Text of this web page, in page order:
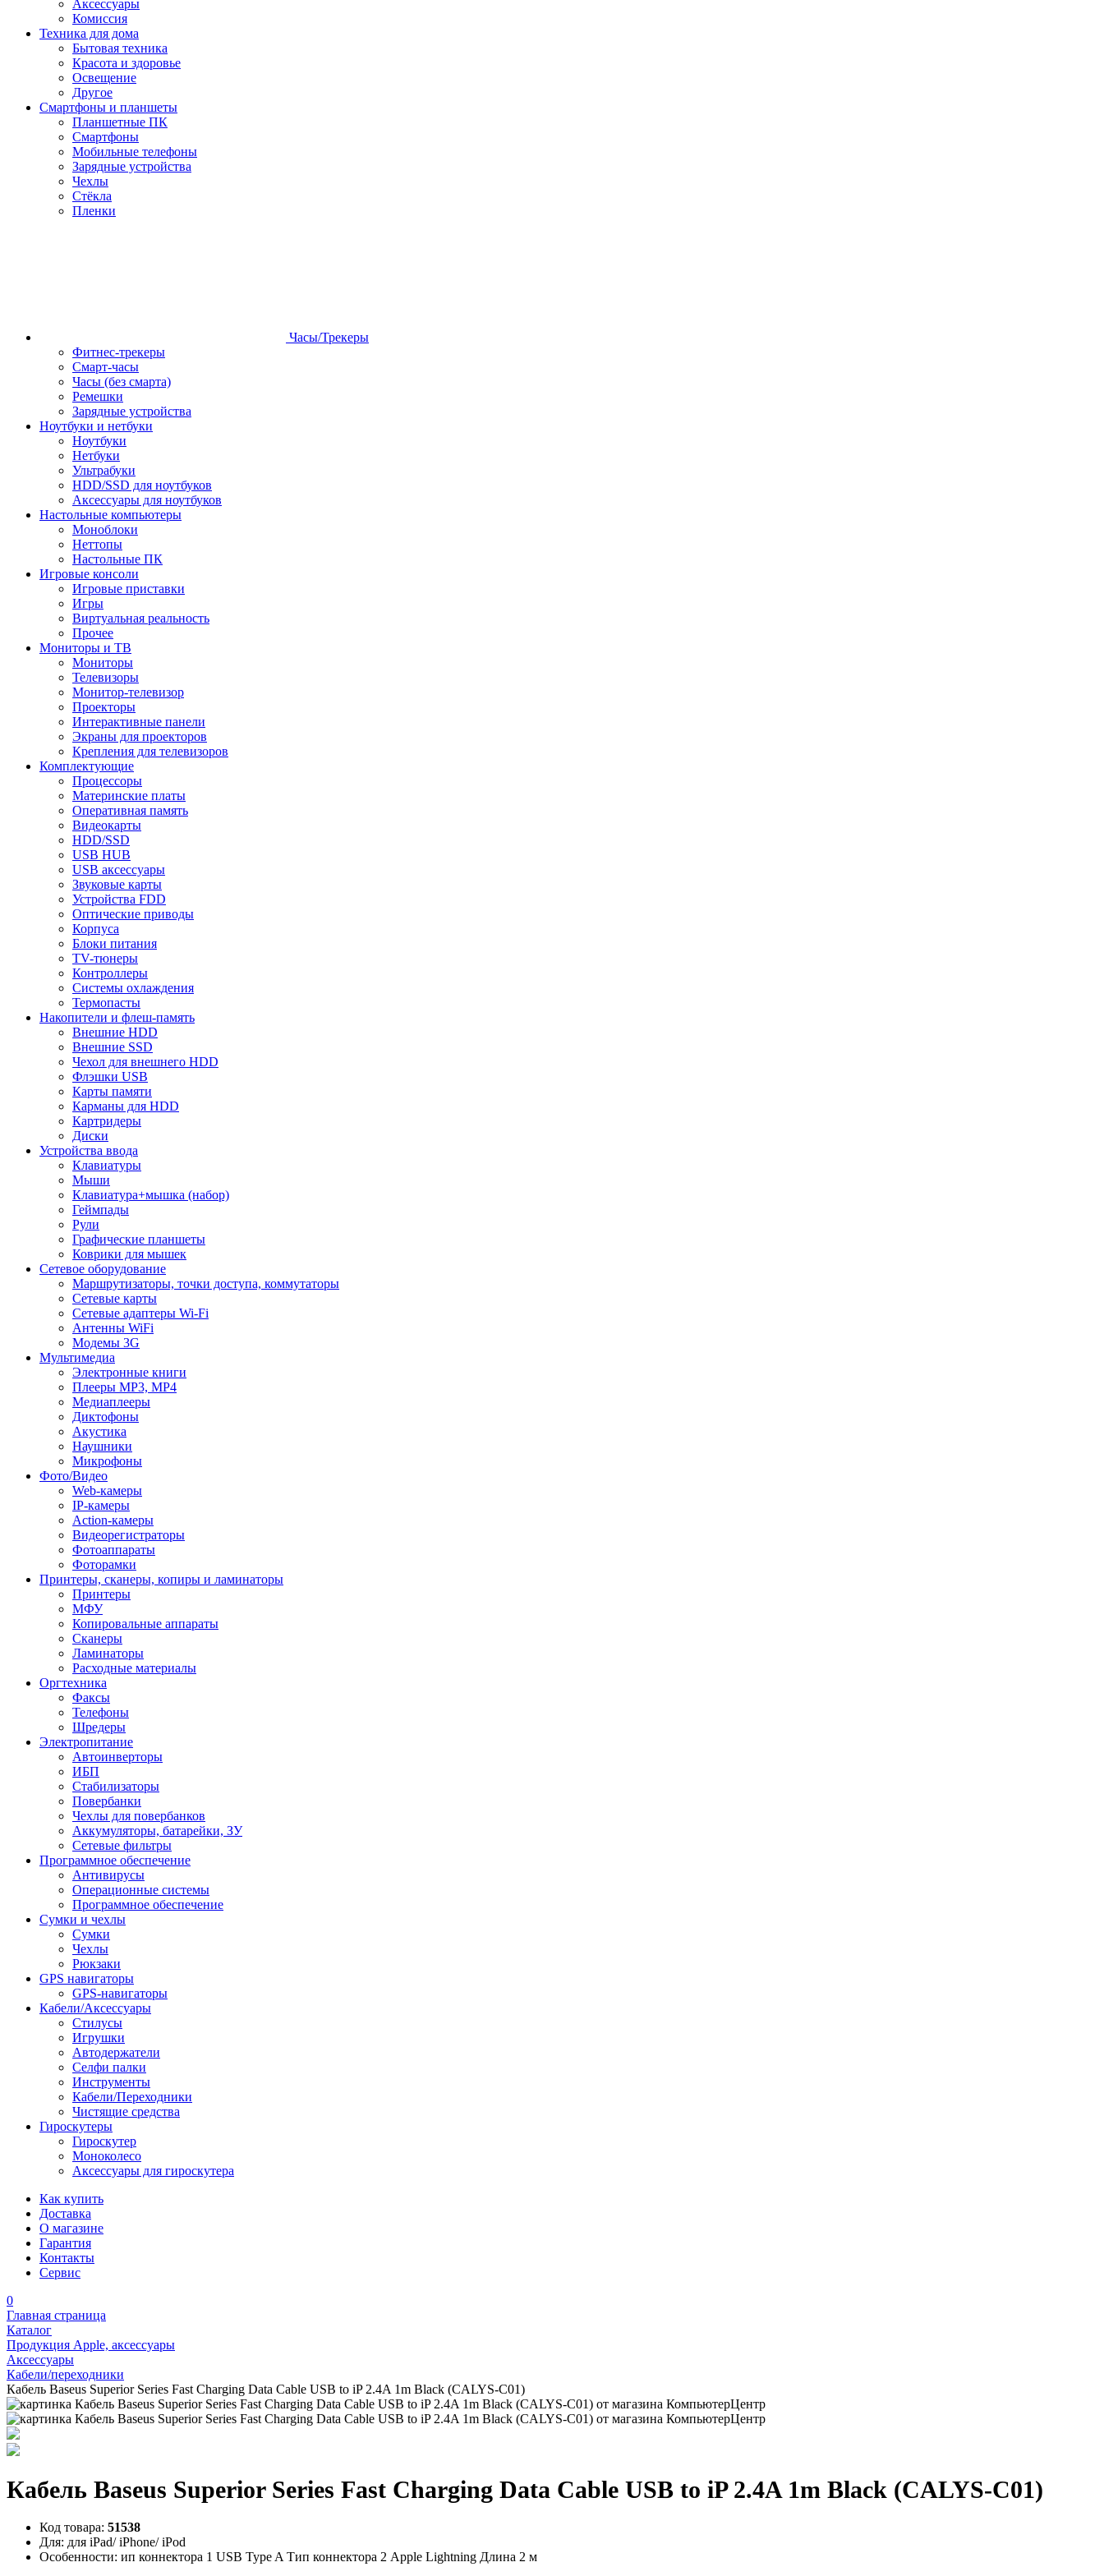
Аксессуары
Комиссия
Техника для дома
Бытовая техника
Красота и здоровье
Освещение
Другое
Смартфоны и планшеты
Планшетные ПК
Смартфоны
Мобильные телефоны
Зарядные устройства
Чехлы
Стёкла
Пленки
Часы/Трекеры
Фитнес-трекеры
Смарт-часы
Часы (без смарта)
Ремешки
Зарядные устройства
Ноутбуки и нетбуки
Ноутбуки
Нетбуки
Ультрабуки
HDD/SSD для ноутбуков
Аксессуары для ноутбуков
Настольные компьютеры
Моноблоки
Неттопы
Настольные ПК
Игровые консоли
Игровые приставки
Игры
Виртуальная реальность
Прочее
Мониторы и ТВ
Мониторы
Телевизоры
Монитор-телевизор
Проекторы
Интерактивные панели
Экраны для проекторов
Крепления для телевизоров
Комплектующие
Процессоры
Материнские платы
Оперативная память
Видеокарты
HDD/SSD
USB HUB
USB аксессуары
Звуковые карты
Устройства FDD
Оптические приводы
Корпуса
Блоки питания
TV-тюнеры
Контроллеры
Системы охлаждения
Термопасты
Накопители и флеш-память
Внешние HDD
Внешние SSD
Чехол для внешнего HDD
Флэшки USB
Карты памяти
Карманы для HDD
Картридеры
Диски
Устройства ввода
Клавиатуры
Мыши
Клавиатура+мышка (набор)
Геймпады
Рули
Графические планшеты
Коврики для мышек
Сетевое оборудование
Маршрутизаторы, точки доступа, коммутаторы
Сетевые карты
Сетевые адаптеры Wi-Fi
Антенны WiFi
Модемы 3G
Мультимедиа
Электронные книги
Плееры MP3, MP4
Медиаплееры
Диктофоны
Акустика
Наушники
Микрофоны
Фото/Видео
Web-камеры
IP-камеры
Action-камеры
Видеорегистраторы
Фотоаппараты
Фоторамки
Принтеры, сканеры, копиры и ламинаторы
Принтеры
МФУ
Копировальные аппараты
Сканеры
Ламинаторы
Расходные материалы
Оргтехника
Факсы
Телефоны
Шредеры
Электропитание
Автоинверторы
ИБП
Стабилизаторы
Повербанки
Чехлы для повербанков
Аккумуляторы, батарейки, ЗУ
Сетевые фильтры
Программное обеспечение
Антивирусы
Операционные системы
Программное обеспечение
Сумки и чехлы
Сумки
Чехлы
Рюкзаки
GPS навигаторы
GPS-навигаторы
Кабели/Аксессуары
Стилусы
Игрушки
Автодержатели
Селфи палки
Инструменты
Кабели/Переходники
Чистящие средства
Гироскутеры
Гироскутер
Моноколесо
Аксессуары для гироскутера
Как купить
Доставка
О магазине
Гарантия
Контакты
Сервис
0
Главная страница
Каталог
Продукция Apple, аксессуары
Аксессуары
Кабели/переходники
Кабель Baseus Superior Series Fast Charging Data Cable USB to iP 2.4A 1m Black (CALYS-C01)
Кабель Baseus Superior Series Fast Charging Data Cable USB to iP 2.4A 1m Black (CALYS-C01)
Код товара: 51538
Для: для iPad/ iPhone/ iPod
Особенности: ип коннектора 1 USB Type A Тип коннектора 2 Apple Lightning Длина 2 м